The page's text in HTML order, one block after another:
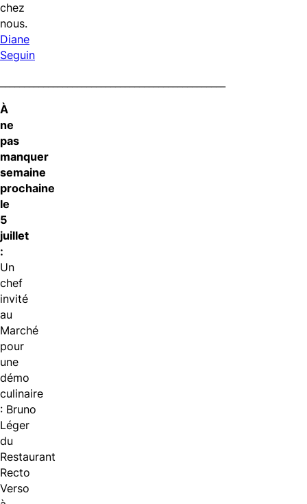
chez
nous.
Diane
Seguin
À
ne
pas
manquer
semaine
prochaine
le
5
juillet
:
Un
chef
invité
au
Marché
pour
une
démo
culinaire
: Bruno
Léger
du
Restaurant
Recto
Verso